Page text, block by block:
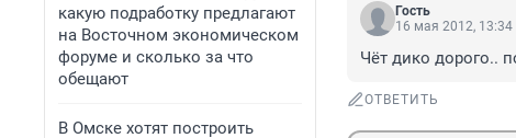
какую подработку предлагают
на Восточном экономическом
форуме и сколько за что
обещают
В Омске хотят построить
Гость
16 мая 2012, 13:34
Чёт дико дорого..
ОТВЕТИТЬ